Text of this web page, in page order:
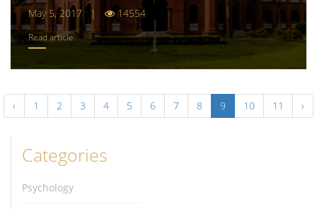
May 5, 2017 | 14554
Read article
‹ 1 2 3 4 5 6 7 8 9 10 11 ›
Categories
Psychology